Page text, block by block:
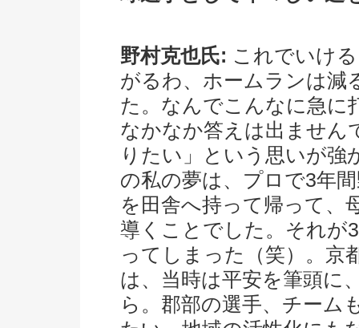
野村克也氏: これでいけ
がるわ、ホームランは減
た。なんでこんなに急に
なかなか答えは出ません
りたい」という思いが強
の私の夢は、プロで3年
を田舎へ持って帰って、
導くことでした。それが
ってしまった（笑）。京
は、当時は平安を筆頭に
ら。郡部の選手、チーム